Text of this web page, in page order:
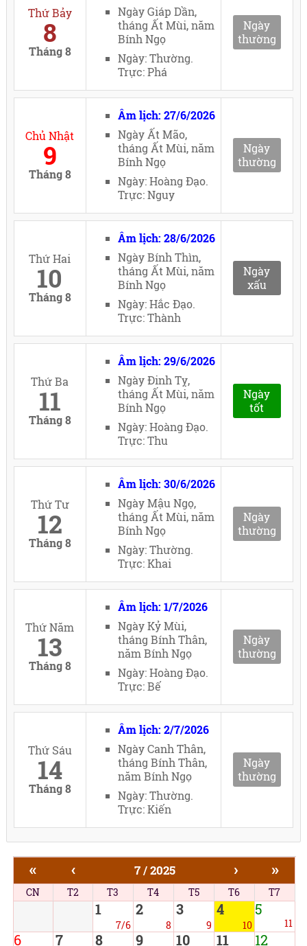
Thứ Bảy
8
Tháng 8
Ngày Giáp Dần,
tháng Ất Mùi, năm
Bính Ngọ
Ngày: Thường.
Trực: Phá
Ngày
thường
Chủ Nhật
9
Tháng 8
Âm lịch: 27/6/2026
Ngày Ất Mão,
tháng Ất Mùi, năm
Bính Ngọ
Ngày: Hoàng Đạo.
Trực: Nguy
Ngày
thường
Thứ Hai
10
Tháng 8
Âm lịch: 28/6/2026
Ngày Bính Thìn,
tháng Ất Mùi, năm
Bính Ngọ
Ngày: Hắc Đạo.
Trực: Thành
Ngày
xấu
Thứ Ba
11
Tháng 8
Âm lịch: 29/6/2026
Ngày Đinh Tỵ,
tháng Ất Mùi, năm
Bính Ngọ
Ngày: Hoàng Đạo.
Trực: Thu
Ngày
tốt
Thứ Tư
12
Tháng 8
Âm lịch: 30/6/2026
Ngày Mậu Ngọ,
tháng Ất Mùi, năm
Bính Ngọ
Ngày: Thường.
Trực: Khai
Ngày
thường
Thứ Năm
13
Tháng 8
Âm lịch: 1/7/2026
Ngày Kỷ Mùi,
tháng Bính Thân,
năm Bính Ngọ
Ngày: Hoàng Đạo.
Trực: Bế
Ngày
thường
Thứ Sáu
14
Tháng 8
Âm lịch: 2/7/2026
Ngày Canh Thân,
tháng Bính Thân,
năm Bính Ngọ
Ngày: Thường.
Trực: Kiến
Ngày
thường
« ‹ 7 / 2025 › »
CN T2 T3 T4 T5 T6 T7
1
7/6
2
8
3
9
4
10
5
11
6 7 8 9 10 11 12